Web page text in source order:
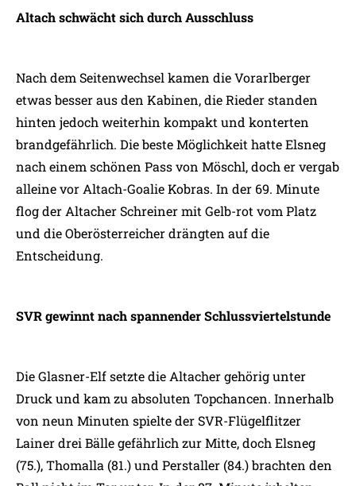
Altach schwächt sich durch Ausschluss
Nach dem Seitenwechsel kamen die Vorarlberger
etwas besser aus den Kabinen, die Rieder standen
hinten jedoch weiterhin kompakt und konterten
brandgefährlich. Die beste Möglichkeit hatte Elsneg
nach einem schönen Pass von Möschl, doch er vergab
alleine vor Altach-Goalie Kobras. In der 69. Minute
flog der Altacher Schreiner mit Gelb-rot vom Platz
und die Oberösterreicher drängten auf die
Entscheidung.
SVR gewinnt nach spannender Schlussviertelstunde
Die Glasner-Elf setzte die Altacher gehörig unter
Druck und kam zu absoluten Topchancen. Innerhalb
von neun Minuten spielte der SVR-Flügelflitzer
Lainer drei Bälle gefährlich zur Mitte, doch Elsneg
(75.), Thomalla (81.) und Perstaller (84.) brachten den